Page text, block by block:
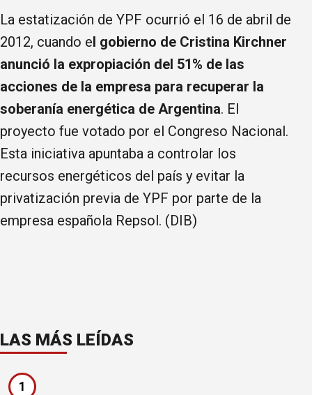
La estatización de YPF ocurrió el 16 de abril de
2012, cuando el gobierno de Cristina Kirchner
anunció la expropiación del 51% de las
acciones de la empresa para recuperar la
soberanía energética de Argentina. El
proyecto fue votado por el Congreso Nacional.
Esta iniciativa apuntaba a controlar los
recursos energéticos del país y evitar la
privatización previa de YPF por parte de la
empresa española Repsol. (DIB)
LAS MÁS LEÍDAS
1